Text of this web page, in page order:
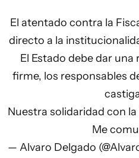
El atentado contra la
directo a la
El Estado debe dar
firme, los responsables
Nuestra solidaridad con
Me
— Alvaro Delgado